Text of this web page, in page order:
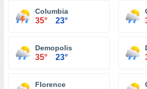
Columbia
35° 23°
Demopolis
35° 23°
Florence